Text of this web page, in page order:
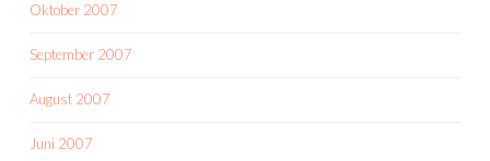
Oktober 2007
September 2007
August 2007
Juni 2007